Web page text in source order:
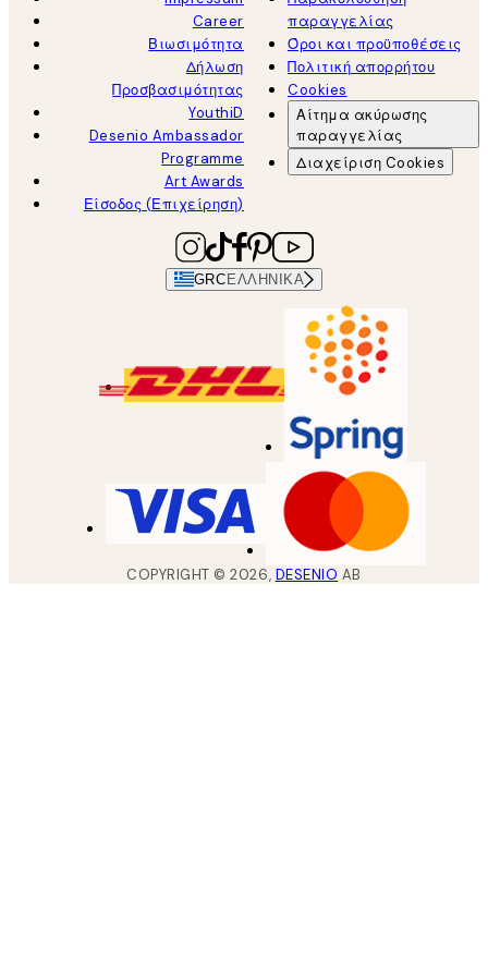
Career
Βιωσιμότητα
Δήλωση
Προσβασιμότητας
YouthiD
Desenio Ambassador
Programme
Art Awards
Είσοδος (Επιχείρηση)
παραγγελίας
Όροι και προϋποθέσεις
Πολιτική απορρήτου
Cookies
Αίτημα ακύρωσης
παραγγελίας
Διαχείριση Cookies
GRC ΕΛΛΗΝΙΚΆ
COPYRIGHT ©2026, DESENIO AB